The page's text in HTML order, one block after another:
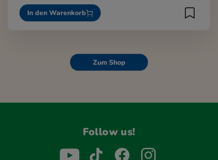
In den Warenkorb
Zum Shop
Follow us!